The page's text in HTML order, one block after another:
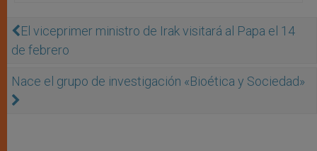
El viceprimer ministro de Irak visitará al Papa el 14
de febrero
Nace el grupo de investigación «Bioética y Sociedad»